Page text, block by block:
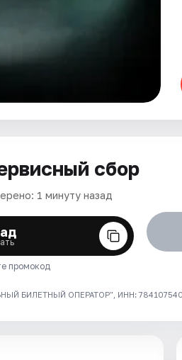
сбор
1 минуту назад
промокод
БИЛЕТНЫЙ ОПЕРАТОР", ИНН: 7841075409